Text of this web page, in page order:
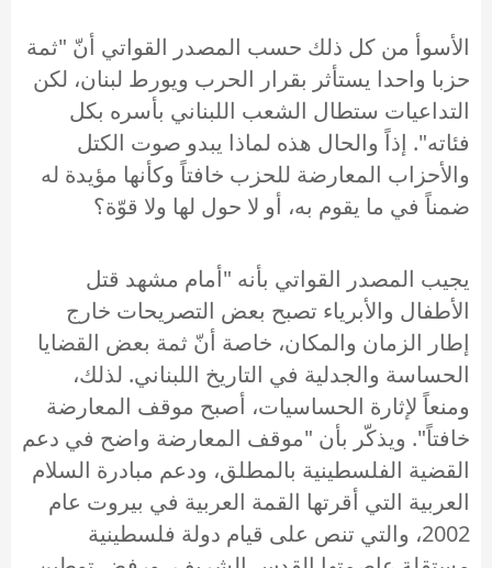
الأسوأ من كل ذلك حسب المصدر القواتي أنّ "ثمة
حزبا واحدا يستأثر بقرار الحرب ويورط لبنان، لكن
التداعيات ستطال الشعب اللبناني بأسره بكل
فئاته". إذاً والحال هذه لماذا يبدو صوت الكتل
والأحزاب المعارضة للحزب خافتاً وكأنها مؤيدة له
ضمناً في ما يقوم به، أو لا حول لها ولا قوّة؟
يجيب المصدر القواتي بأنه "أمام مشهد قتل
الأطفال والأبرياء تصبح بعض التصريحات خارج
إطار الزمان والمكان، خاصة أنّ ثمة بعض القضايا
الحساسة والجدلية في التاريخ اللبناني. لذلك،
ومنعاً لإثارة الحساسيات، أصبح موقف المعارضة
خافتاً". ويذكّر بأن "موقف المعارضة واضح في دعم
القضية الفلسطينية بالمطلق، ودعم مبادرة السلام
العربية التي أقرتها القمة العربية في بيروت عام
2002، والتي تنص على قيام دولة فلسطينية